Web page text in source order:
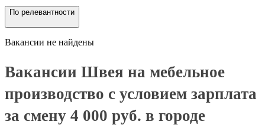
По релевантности
Вакансии не найдены
Вакансии Швея на мебельное
производство с условием зарплата
за смену 4 000 руб. в городе